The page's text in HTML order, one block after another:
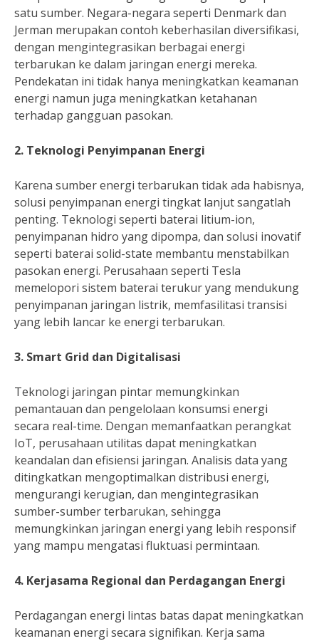
satu sumber. Negara-negara seperti Denmark dan
Jerman merupakan contoh keberhasilan diversifikasi,
dengan mengintegrasikan berbagai energi
terbarukan ke dalam jaringan energi mereka.
Pendekatan ini tidak hanya meningkatkan keamanan
energi namun juga meningkatkan ketahanan
terhadap gangguan pasokan.
2. Teknologi Penyimpanan Energi
Karena sumber energi terbarukan tidak ada habisnya,
solusi penyimpanan energi tingkat lanjut sangatlah
penting. Teknologi seperti baterai litium-ion,
penyimpanan hidro yang dipompa, dan solusi inovatif
seperti baterai solid-state membantu menstabilkan
pasokan energi. Perusahaan seperti Tesla
memelopori sistem baterai terukur yang mendukung
penyimpanan jaringan listrik, memfasilitasi transisi
yang lebih lancar ke energi terbarukan.
3. Smart Grid dan Digitalisasi
Teknologi jaringan pintar memungkinkan
pemantauan dan pengelolaan konsumsi energi
secara real-time. Dengan memanfaatkan perangkat
IoT, perusahaan utilitas dapat meningkatkan
keandalan dan efisiensi jaringan. Analisis data yang
ditingkatkan mengoptimalkan distribusi energi,
mengurangi kerugian, dan mengintegrasikan
sumber-sumber terbarukan, sehingga
memungkinkan jaringan energi yang lebih responsif
yang mampu mengatasi fluktuasi permintaan.
4. Kerjasama Regional dan Perdagangan Energi
Perdagangan energi lintas batas dapat meningkatkan
keamanan energi secara signifikan. Kerja sama